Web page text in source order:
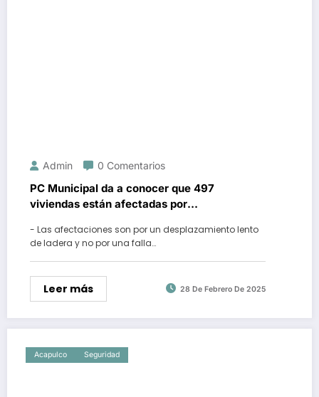
Admin 0 Comentarios
PC Municipal da a conocer que 497
viviendas están afectadas por
de la capital
- Las afectaciones son por un desplazamiento lento
de ladera y no por una falla…
Leer más 28 De Febrero De 2025
Acapulco Seguridad